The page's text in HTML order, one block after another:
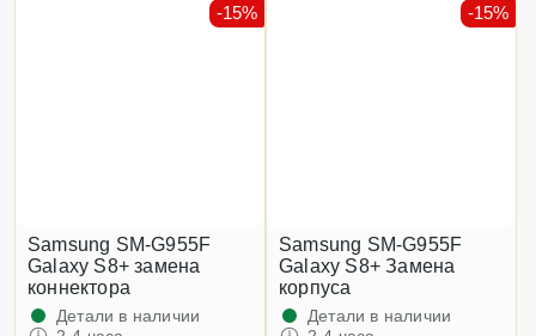
Samsung SM-G955F
Galaxy S8+ замена
коннектора
Детали в наличии
-15%
Samsung SM-G955F
Galaxy S8+ Замена
корпуса
Детали в наличии
-15%